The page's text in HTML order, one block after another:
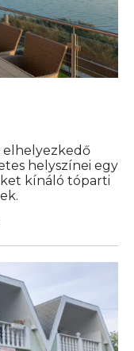
elhelyezkedő
helyszínei egy
kínáló tóparti